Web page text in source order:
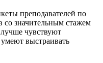
преподавателей по
со значительным стажем
чувствуют
выстраивать